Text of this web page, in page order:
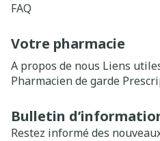
FAQ
Votre pharmacie
A propos de nous Liens
Pharmacien de garde
Bulletin
Restez informé des